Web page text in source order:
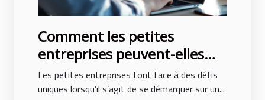
Comment les petites
entreprises peuvent-elles
tirer profit des publicités en
ligne ?
Les petites entreprises font face à des défis
uniques lorsqu’il s’agit de se démarquer sur un...